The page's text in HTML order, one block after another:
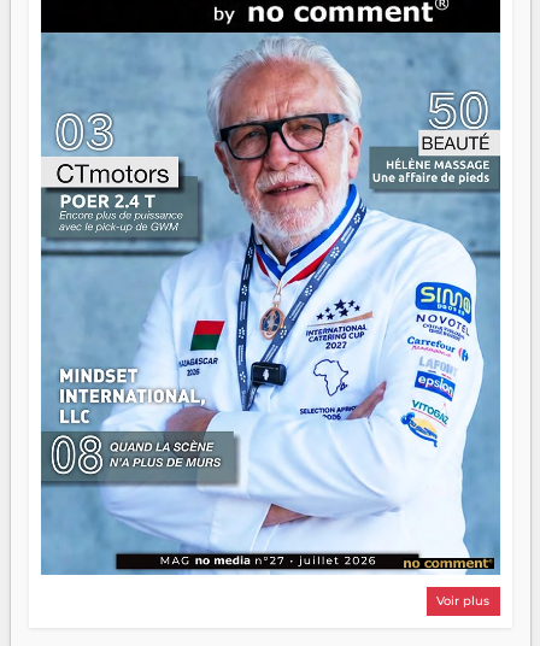
direction peut éclairer autant qu'elle peut consumer. C'est
là que les aînés entrent en scène — pas pour reprendre le
gouvernail, mais pour montrer où sont les récifs. Les jeunes
ont la force, les vieux ont l'expérience, comme on dit. Ce
n'est pas un combat de générations — c'est une question
d'équipage. Partagez vos réussites, mais aussi vos échecs.
Surtout vos échecs, d'ailleurs — ils enseignent mieux que
n'importe quel manuel. À Madagascar, la barque avance.
Il faut juste s'assurer que tout le monde rame dans le
même sens.
Voir plus